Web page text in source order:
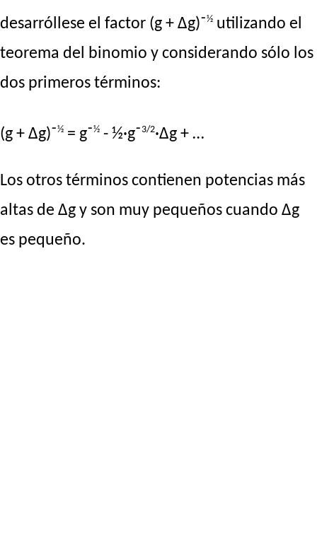
desarróllese el factor (g + Δg)⁻½ utilizando el
teorema del binomio y considerando sólo los
dos primeros términos:
(g + Δg)⁻½ = g⁻½ - ½·g⁻ 3/2·Δg + …
Los otros términos contienen potencias más
altas de Δg y son muy pequeños cuando Δg
es pequeño.